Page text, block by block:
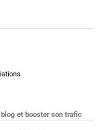
et booster son trafic